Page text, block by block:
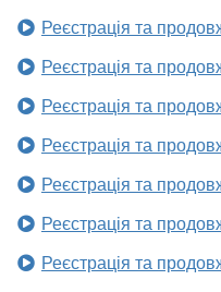
Реєстрація та
Реєстрація та
Реєстрація та
Реєстрація та
Реєстрація та
Реєстрація та
Реєстрація та